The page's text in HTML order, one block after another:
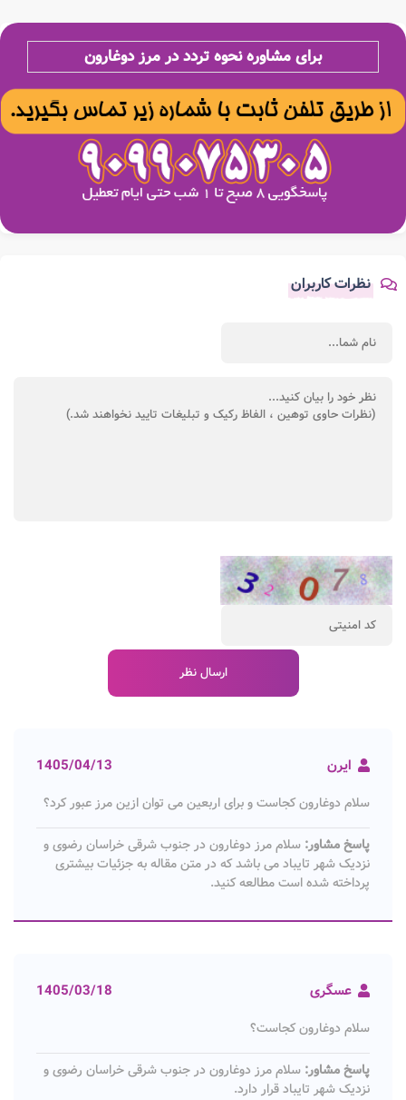
برای مشاوره نحوه تردد در مرز دوغارون
نظرات کاربران
ایرن 1405/04/13
سلام دوغارون کجاست و برای اربعین می توان ازین مرز عبور کرد؟
پاسخ مشاور: سلام مرز دوغارون در جنوب شرقی خراسان رضوی و
نزدیک شهر تایباد می باشد که در متن مقاله به جزئیات بیشتری
پرداخته شده است مطالعه کنید.
عسگری 1405/03/18
سلام دوغارون کجاست؟
پاسخ مشاور: سلام مرز دوغارون در جنوب شرقی خراسان رضوی و
نزدیک شهر تایباد قرار دارد.